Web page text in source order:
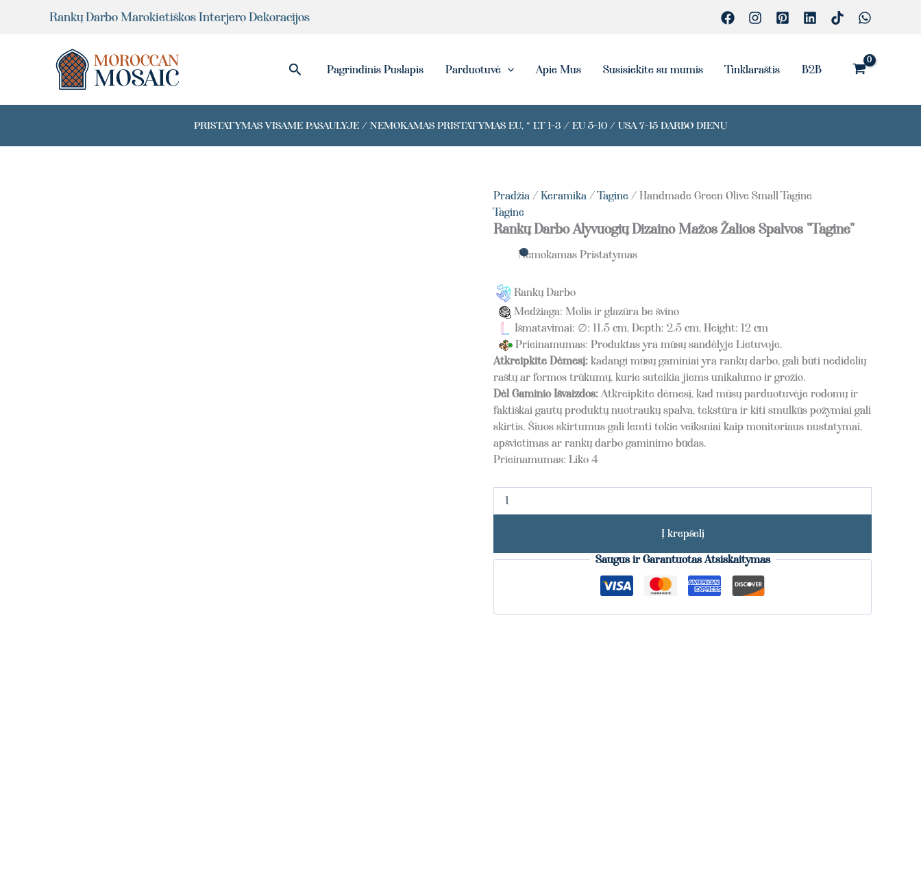
Rankų Darbo Marokietiškos Interjero Dekoracijos
PaieškaPagrindinis Puslapis Parduotuvė Apie Mus Susisiekite su mumis Tinklaraštis B2B
PRISTATYMAS VISAME PASAULYJE / NEMOKAMAS PRISTATYMAS EU, * LT 1-3 / EU 5-10 / USA 7-15 DARBO DIENŲ
Pradžia / Keramika /Tagine / Handmade Green Olive Small Tagine
Tagine
Rankų Darbo Alyvuogių Dizaino Mažos Žalios Spalvos "Tagine"
Nemokamas Pristatymas
Rankų Darbo
Medžiaga: Molis ir glazūra be švino
Išmatavimai: ∅: 11.5 cm, Depth: 2.5 cm, Height: 12 cm
Prieinamumas: Produktas yra mūsų sandėlyje Lietuvoje.
Atkreipkite Dėmesį: kadangi mūsų gaminiai yra rankų darbo, gali būti nedidelių
raštų ar formos trūkumų, kurie suteikia jiems unikalumo ir grožio.
Dėl Gaminio Išvaizdos: Atkreipkite dėmesį, kad mūsų parduotuvėje rodomų ir
faktiškai gautų produktų nuotraukų spalva, tekstūra ir kiti smulkūs požymiai gali
skirtis. Šiuos skirtumus gali lemti tokie veiksniai kaip monitoriaus nustatymai,
apšvietimas ar rankų darbo gaminimo būdas.
Prieinamumas: Liko 4
Small
Į krepšelį
Saugus ir Garantuotas Atsiskaitymas